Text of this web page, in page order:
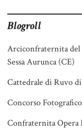
Blogroll
Arciconfraternita
Sessa Aurunca (CE)
Cattedrale di Ruvo
Concorso
Confraternita Opera